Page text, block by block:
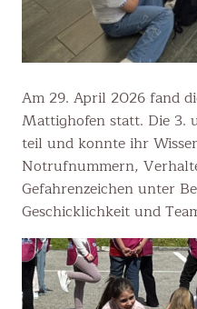
Am 29. April 2026 fand
Mattighofen statt. Die 3.
teil und konnte ihr
Notrufnummern,
Gefahrenzeichen unter
Geschicklichkeit und